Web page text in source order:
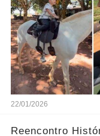
22/01/2026
Reencontro